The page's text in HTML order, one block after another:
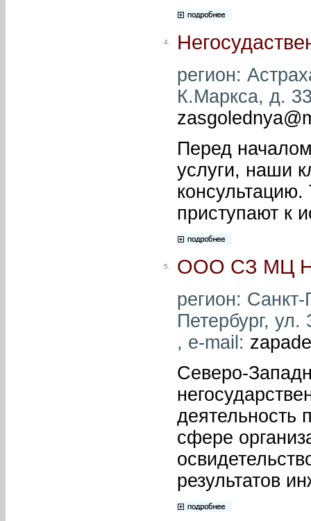
4.
регион:
К.Маркса, д.
Перед
услуги, наши
приступают к
5. ООО СЗ МЦ
регион:
Петербург,
, e-mail:
Северо-
деятельность
сфере
результатов